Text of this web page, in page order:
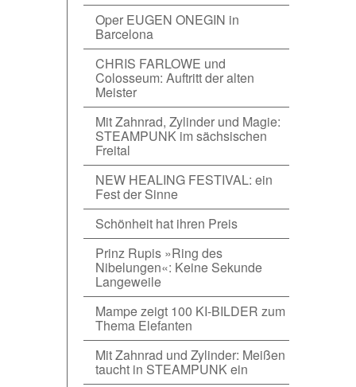
Oper EUGEN ONEGIN in
Barcelona
CHRIS FARLOWE und
Colosseum: Auftritt der alten
Meister
Mit Zahnrad, Zylinder und Magie:
STEAMPUNK im sächsischen
Freital
NEW HEALING FESTIVAL: ein
Fest der Sinne
Schönheit hat ihren Preis
Prinz Rupis »Ring des
Nibelungen«: Keine Sekunde
Langeweile
Mampe zeigt 100 KI-BILDER zum
Thema Elefanten
Mit Zahnrad und Zylinder: Meißen
taucht in STEAMPUNK ein